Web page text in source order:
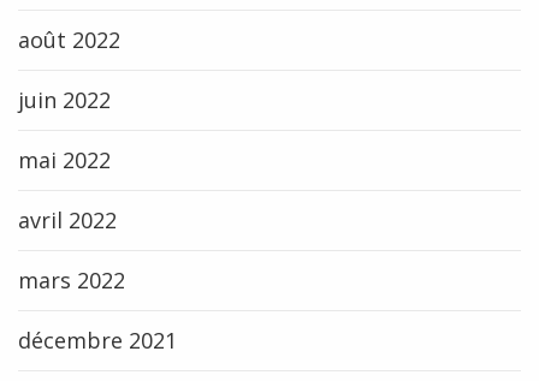
août 2022
juin 2022
mai 2022
avril 2022
mars 2022
décembre 2021